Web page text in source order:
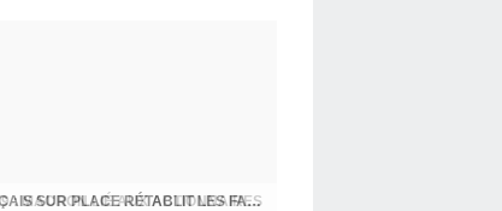
CRISE MIGRATOIRE À CEUTA : UN JEUNE FRANÇAIS SUR PLACE RÉTABLIT LES FAITS ! - RAPHAËL AYMA